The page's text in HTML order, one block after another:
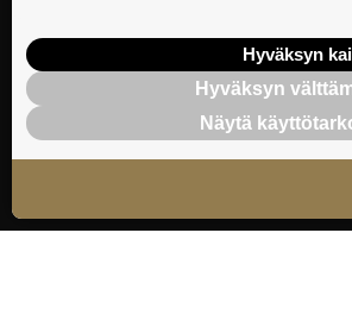
Hyväksyn
Hyväksyn
Näytä